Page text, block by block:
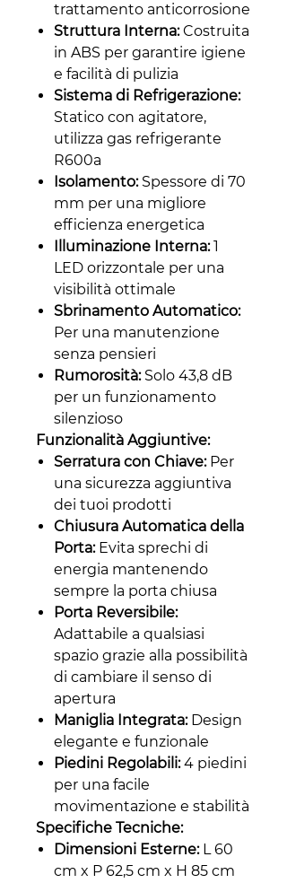
trattamento anticorrosione
Struttura Interna:Costruita
in ABS per garantire igiene
e facilità di pulizia
Sistema di Refrigerazione:
Statico con agitatore,
utilizza gas refrigerante
R600a
Isolamento:Spessore di 70
mm per una migliore
efficienza energetica
Illuminazione Interna:1
LED orizzontale per una
visibilità ottimale
Sbrinamento Automatico:
Per una manutenzione
senza pensieri
Rumorosità:Solo 43,8 dB
per un funzionamento
silenzioso
Funzionalità Aggiuntive:
Serratura con Chiave:Per
una sicurezza aggiuntiva
dei tuoi prodotti
Chiusura Automatica della
Porta:Evita sprechi di
energia mantenendo
sempre la porta chiusa
Porta Reversibile:
Adattabile a qualsiasi
spazio grazie alla possibilità
di cambiare il senso di
apertura
Maniglia Integrata:Design
elegante e funzionale
Piedini Regolabili:4 piedini
per una facile
movimentazione e stabilità
Specifiche Tecniche:
Dimensioni Esterne:L 60
cm x P 62,5 cm x H 85 cm